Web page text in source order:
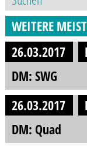
WEITERE
26.03.2017
DM: SWG
26.03.2017
DM: Quad